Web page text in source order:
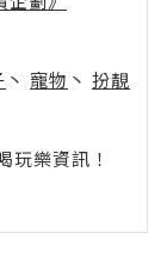
丶 寵物 丶 扮靚
樂資訊！